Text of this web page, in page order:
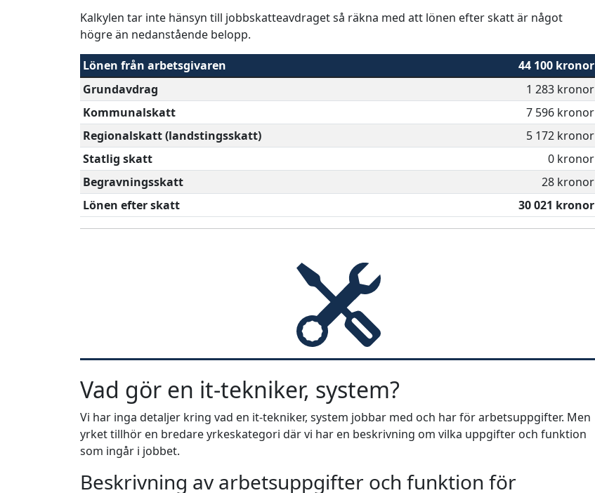
Kalkylen tar inte hänsyn till jobbskatteavdraget så räkna med att lönen efter skatt är något
högre än nedanstående belopp.
Lönen från arbetsgivaren
44 100 kronor
Grundavdrag
1 283 kronor
Kommunalskatt
7 596 kronor
Regionalskatt (landstingsskatt)
5 172 kronor
Statlig skatt
0 kronor
Begravningsskatt
28 kronor
Lönen efter skatt
30 021 kronor
Vad gör en it-tekniker, system?
Vi har inga detaljer kring vad en it-tekniker, system jobbar med och har för arbetsuppgifter. Men
yrket tillhör en bredare yrkeskategori där vi har en beskrivning om vilka uppgifter och funktion
som ingår i jobbet.
Beskrivning av arbetsuppgifter och funktion för